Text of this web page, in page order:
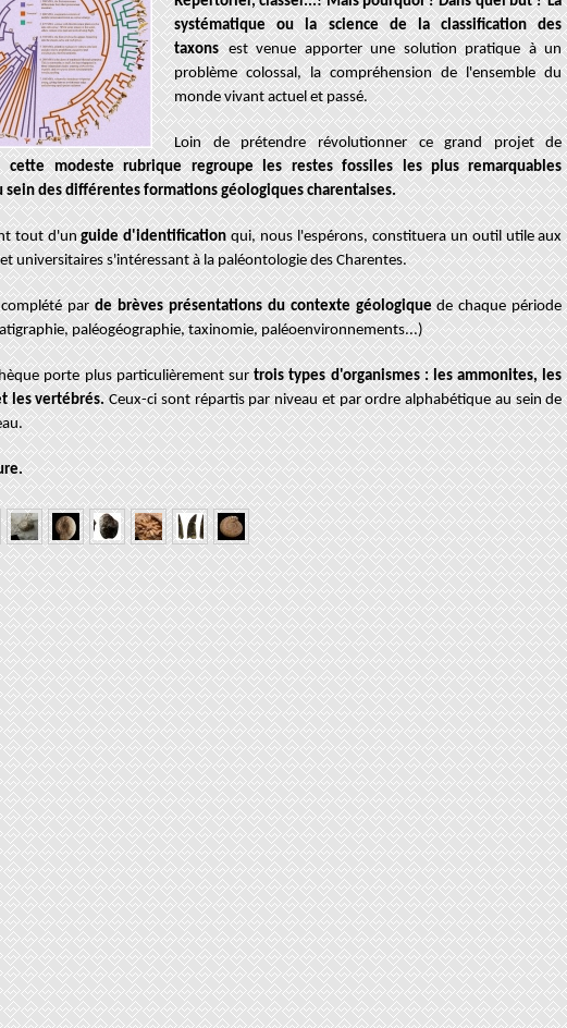
systématique ou la science de la classification des
taxons est venue apporter une solution pratique à un
problème colossal, la compréhension de l'ensemble du
monde vivant actuel et passé.
Loin de prétendre révolutionner ce grand projet de
cette modeste rubrique regroupe les restes fossiles les plus remarquables
sein des différentes formations géologiques charentaises.
tout d'unguide d'identificationqui, nous l'espérons, constituera un outil utile aux
universitaires s'intéressant à la paléontologie des Charentes.
complété parde brèves présentations du contexte géologiquede chaque période
paléogéographie, taxinomie, paléoenvironnements...)
porte plus particulièrement surtrois types d'organismes : les ammonites, les
les vertébrés.Ceux-ci sont répartis par niveau et par ordre alphabétique au sein de